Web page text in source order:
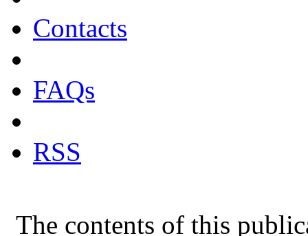
Contacts
FAQs
RSS
The contents of this